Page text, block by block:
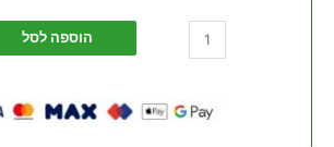
הוספה לסל